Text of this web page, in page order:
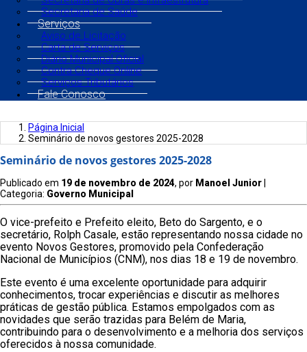
Secretaria de Saúde
Serviços
Aviso de Licitação
Carta de Serviços
Diário Municipal Oficial
Contra Cheque Online
Serviços Tributários
Fale Conosco
Página Inicial
Seminário de novos gestores 2025-2028
Seminário de novos gestores 2025-2028
Publicado em 19 de novembro de 2024, por Manoel Junior
Categoria: Governo Municipal
O vice-prefeito e Prefeito eleito, Beto do Sargento, e o
secretário, Rolph Casale, estão representando nossa cidade no
evento Novos Gestores, promovido pela Confederação
Nacional de Municípios (CNM), nos dias 18 e 19 de novembro.
Este evento é uma excelente oportunidade para adquirir
conhecimentos, trocar experiências e discutir as melhores
práticas de gestão pública. Estamos empolgados com as
novidades que serão trazidas para Belém de Maria,
contribuindo para o desenvolvimento e a melhoria dos serviços
oferecidos à nossa comunidade.